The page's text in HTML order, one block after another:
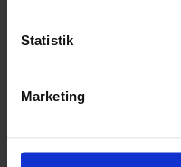
Statistik
Marketing
Privatlivspolitik
Handelsbetingelser
Privatlivspolitik